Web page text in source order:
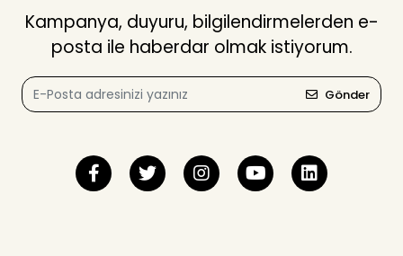
Kampanya, duyuru, bilgilendirmelerden e-
posta ile haberdar olmak istiyorum.
Gönder